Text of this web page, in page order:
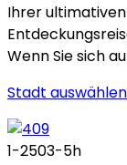
Ihrer
Wenn Sie sich
Stadt
1-2503-5h